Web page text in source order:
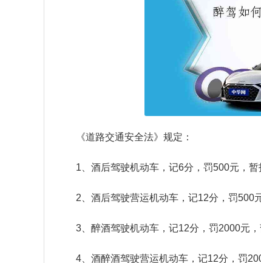
《道路交通安全法》规定：
1、酒后驾驶机动车，记6分，罚500元，暂
2、酒后驾驶营运机动车，记12分，罚500
3、醉酒驾驶机动车，记12分，罚2000元
4、酒醉酒驾驶营运机动车，记12分，罚